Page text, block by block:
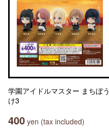
学園アイドルマスター まちぼう
け3
400 yen (tax included)